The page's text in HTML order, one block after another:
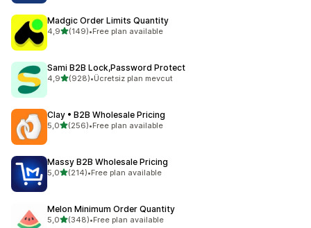
Madgic Order Limits Quantity
4,95 yıldız üzerinden
(149)
toplam 149 değerlendirme
•Free plan available
Sami B2B Lock,Password Protect
4,95 yıldız üzerinden
(928)
toplam 928 değerlendirme
•Ücretsiz plan mevcut
Clay • B2B Wholesale Pricing
5,05 yıldız üzerinden
(256)
toplam 256 değerlendirme
•Free plan available
Massy B2B Wholesale Pricing
5,05 yıldız üzerinden
(214)
toplam 214 değerlendirme
•Free plan available
Melon Minimum Order Quantity
5,05 yıldız üzerinden
(348)
toplam 348 değerlendirme
•Free plan available